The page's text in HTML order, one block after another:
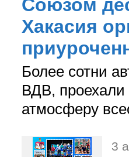
Союзом
Хакасия
Более сотни
ВДВ, проехали
атмосферу
3